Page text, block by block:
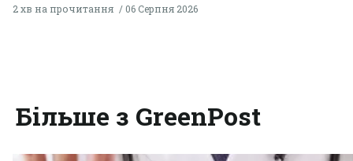
2 хв на прочитання 06 Серпня 2026
Більше з GreenPost